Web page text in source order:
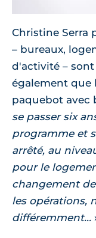
Christine Serra
– bureaux,
d'activité –
également que
paquebot avec
se passer six
programme et
arrêté, au
pour le
changement
les opérations,
différemment...